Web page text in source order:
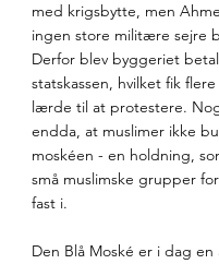
med krigsbytte, men
ingen store militære sejre
Derfor blev byggeriet
statskassen, hvilket fik
lærde til at protestere.
endda, at muslimer ikke
moskéen - en holdning,
små muslimske grupper
fast i.
Den Blå Moské er i dag en